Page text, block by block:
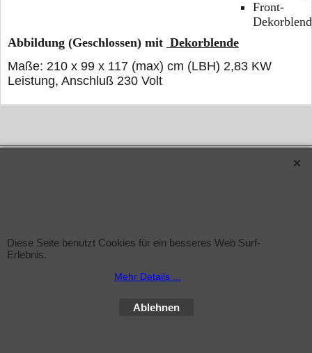
Front-
Abbildung (Geschlossen) mit Dekorblende
Maße: 210 x 99 x 117 (max) cm (LBH) 2,83 KW
Leistung, Anschluß 230 Volt
Diese Seite benutzt Cookies für ein besseres Web Surf-
Erlebnis.
Mehr Details ...
Ablehnen